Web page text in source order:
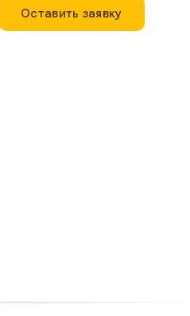
Оставить заявку